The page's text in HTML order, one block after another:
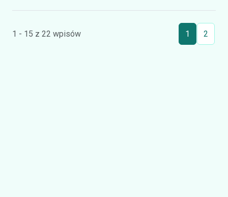
1 - 15 z 22 wpisów 1 2